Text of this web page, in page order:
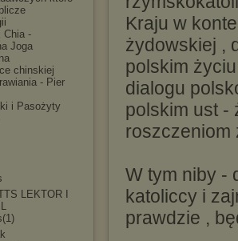
Chia -
Joga
chinskiej
- Pier
i Pasożyty
LEKTOR I
Kraju w
żydowskiej ,
polskim
dialogu
polskim ust -
roszczeniom
W tym niby -
katoliccy i
prawdzie ,